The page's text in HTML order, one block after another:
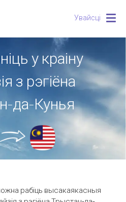
Увайсці
у краіну
з рэгіёна
да-Кунья
рабіць высакаякасныя